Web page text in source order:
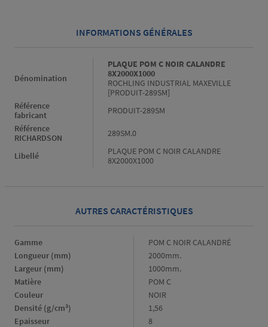
INFORMATIONS GÉNÉRALES
Dénomination
PLAQUE POM C NOIR CALANDRE
8X2000X1000
ROCHLING INDUSTRIAL MAXEVILLE
[PRODUIT-289SM]
Référence
fabricant
PRODUIT-289SM
Référence
RICHARDSON
289SM.0
Libellé
PLAQUE POM C NOIR CALANDRE
8X2000X1000
AUTRES CARACTÉRISTIQUES
Gamme Gamme
POM C NOIR CALANDRÉ
Longueur (mm)
Longueur
(mm)
2000mm.
Largeur (mm)
Largeur
(mm)
1000mm.
Matière
Matière
POM C
Couleur
Couleur
NOIR
Densité (g/cm³)
Densité
(g/cm³)
1,56
Epaisseur
Epaisseur
8